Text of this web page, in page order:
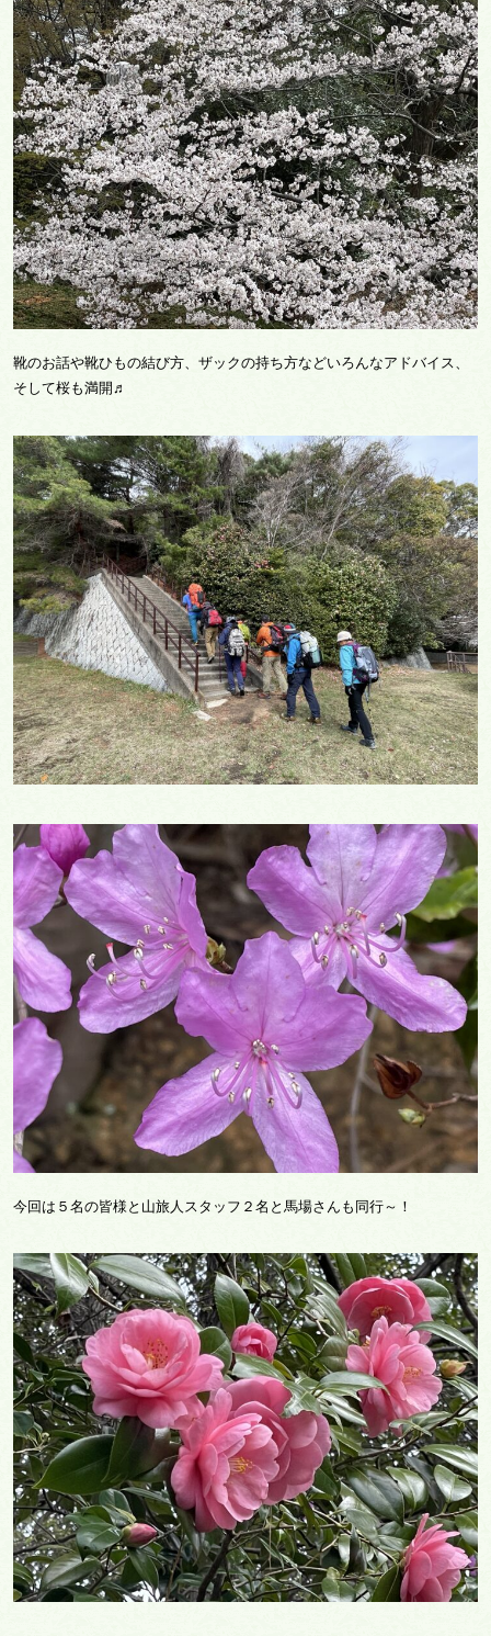
靴のお話や靴ひもの結び方、ザックの持ち方などいろんなアドバイス、
そして桜も満開♬
今回は５名の皆様と山旅人スタッフ２名と馬場さんも同行～！